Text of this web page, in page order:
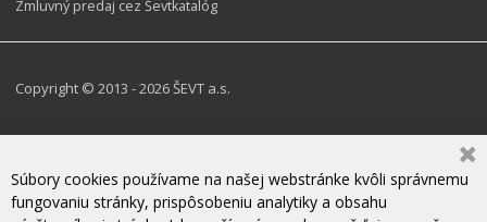
Zmluvný predaj cez Ševtkatalóg
Copyright © 2013 - 2026 ŠEVT a.s.
Súbory cookies používame na našej webstránke kvôli správnemu
fungovaniu stránky, prispôsobeniu analytiky a obsahu